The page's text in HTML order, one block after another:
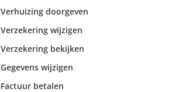
Verhuizing doorgeven
Verzekering wijzigen
Verzekering bekijken
Gegevens wijzigen
Factuur betalen